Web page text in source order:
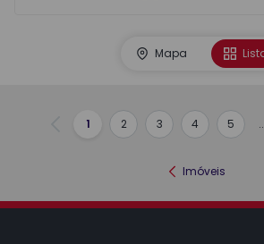
Mapa
Anterior
1 2 3 4 5
Imóveis